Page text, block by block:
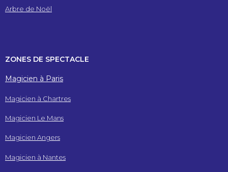
Arbre de Noël
ZONES DE SPECTACLE
Magicien à Paris
Magicien à Chartres
Magicien Le Mans
Magicien Angers
Magicien à Nantes